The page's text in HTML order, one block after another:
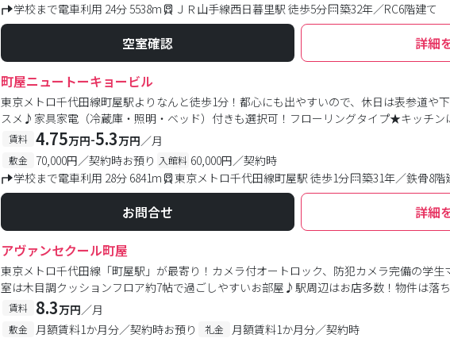
学校まで電車利用 24分 5538m
ＪＲ山手線西日暮里駅 徒歩5分 築32年／RC6階建て
空室確認
詳細
町屋ニュートーキョービル
東京メトロ千代田線町屋駅よりなんと徒歩1分！都心にも出やすいので、休日は表参道や
スメ♪家具家電（冷蔵庫・照明・ベッド）付きも選択可！フローリングタイプ★キッチン
賃料 4.75万円-5.3万円／月
敷金 70,000円／契約時お預り 入館料 60,000円／契約時
学校まで電車利用 28分 6841m
東京メトロ千代田線町屋駅 徒歩1分 築31年／鉄骨8階
お問合せ
詳細
アヴァンセクール町屋
東京メトロ千代田線「町屋駅」が最寄り！カメラ付オートロック、防犯カメラ完備の学
室は木目調クッションフロア約7帖で過ごしやすいお部屋♪駅周辺はお店多数！物件は落
賃料 8.3万円／月
敷金 月額賃料1か月分／契約時お預り 礼金
月額賃料1か月分／契約時